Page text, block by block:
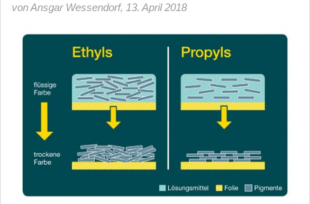
von Ansgar Wessendorf, 13. April 2018